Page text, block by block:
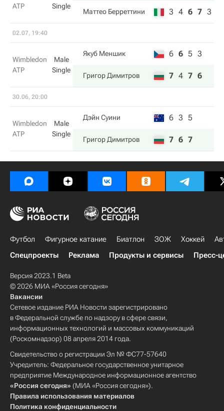
ATP
Single
Маттео Берреттини 3 4 6 7 3
02.07, 19:40
Wimbledon
ATP
Male
Single
Якуб Меншик 6 6 5 3
Григор Димитров 7 4 7 6
30.06, 20:00
Wimbledon
ATP
Male
Single
Дэйн Суини 6 3 5
Григор Димитров 7 6 7
Футбол Фигурное катание Биатлон ЗОЖ Хоккей
Спецпроекты
Реклама Продукты и сервисы Пресс-
Версия 2023.1 Beta
© 2026 МИА «Россия сегодня»
Вакансии
Сетевое издание РИА Новости зарегистрировано
в Федеральной службе по надзору в сфере связи,
информационных технологий и массовых коммуникаций
(Роскомнадзор) 08 апреля 2014 года.
Свидетельство о регистрации Эл № ФС77-57640
Учредитель: Федеральное государственное унитарное
предприятие Международное информационное агентство
«Россия сегодня» (МИА «Россия сегодня»).
Правила использования материалов
Политика конфиденциальности